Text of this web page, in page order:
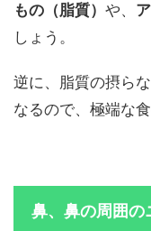
もの（脂質） や、
しょう。
逆に、脂質の摂ら
なるので、極端な
鼻、鼻の周囲の